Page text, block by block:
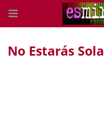
No Estarás Sola